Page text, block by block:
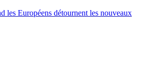
les Européens détournent les nouveaux